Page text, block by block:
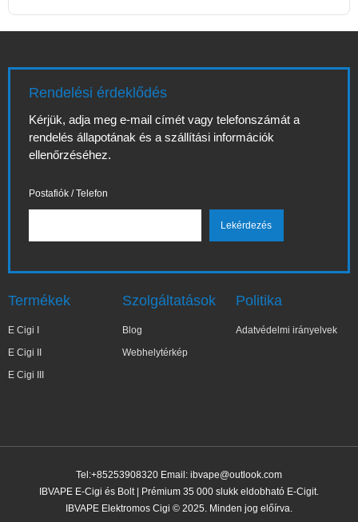
Rendelési érdeklődés
Kérjük, adja meg e-mail címét vagy telefonszámát a
rendelés állapotának és a szállítási információk
ellenőrzéséhez.
Postafiók / Telefon
Termékek
E Cigi I
E Cigi II
E Cigi III
Szolgáltatások
Blog
Webhelytérkép
Politika
Adatvédelmi irányelvek
Tel:+85253908320 Email: ibvape@outlook.com
IBVAPE E-Cigi és Bolt | Prémium 35 000 slukk eldobható E-Cigit.
IBVAPE Elektromos Cigi © 2025. Minden jog előírva.
✕
Elż***ta